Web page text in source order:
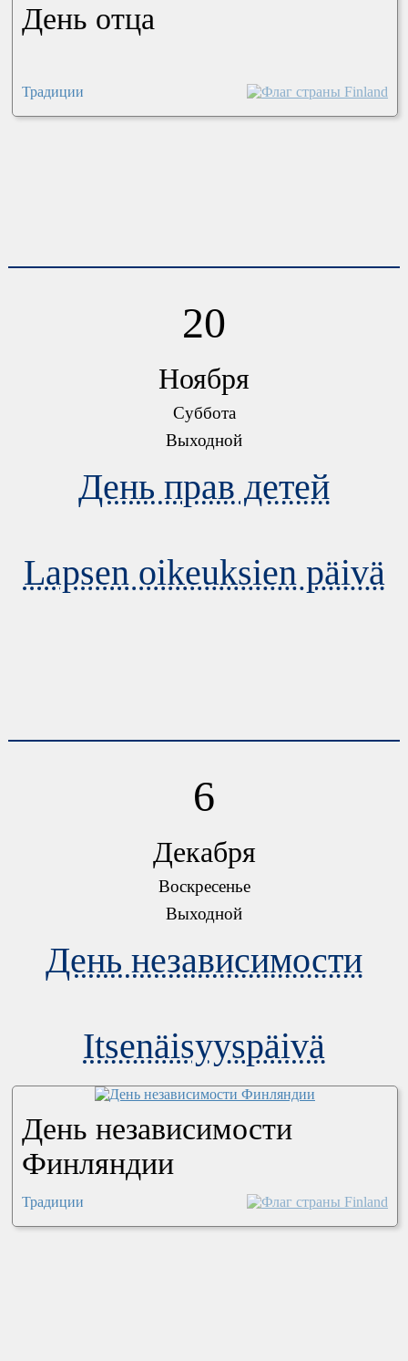
День отца
Традиции
20
Ноября
Суббота
Выходной
День прав детей
Lapsen oikeuksien päivä
6
Декабря
Воскресенье
Выходной
День независимости
Itsenäisyyspäivä
День независимости
Финляндии
Традиции